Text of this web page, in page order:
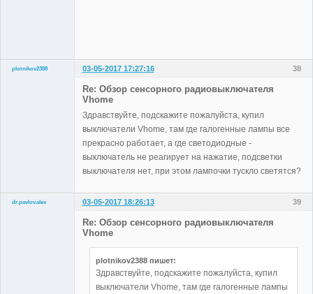
38
plotnikov2388
03-05-2017 17:27:16
Re: Обзор сенсорного радиовыключателя
Vhome
Здравствуйте, подскажите пожалуйста, купил
выключатели Vhome, там где галогенные лампы все
прекрасно работает, а где светодиодные -
выключатель не реагирует на нажатие, подсветки
выключателя нет, при этом лампочки тускло светятся?
39
dr.pavlov.alex
03-05-2017 18:26:13
Re: Обзор сенсорного радиовыключателя
Vhome
plotnikov2388 пишет:
Здравствуйте, подскажите пожалуйста, купил
выключатели Vhome, там где галогенные лампы